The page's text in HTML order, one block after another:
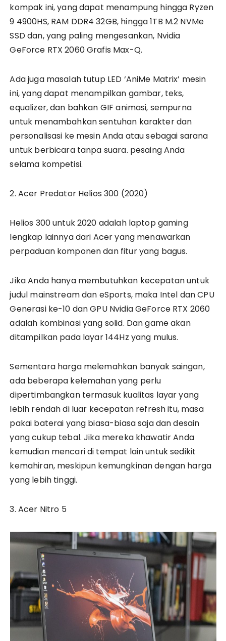
kompak ini, yang dapat menampung hingga Ryzen
9 4900HS, RAM DDR4 32GB, hingga 1TB M.2 NVMe
SSD dan, yang paling mengesankan, Nvidia
GeForce RTX 2060 Grafis Max-Q.
Ada juga masalah tutup LED ‘AniMe Matrix’ mesin
ini, yang dapat menampilkan gambar, teks,
equalizer, dan bahkan GIF animasi, sempurna
untuk menambahkan sentuhan karakter dan
personalisasi ke mesin Anda atau sebagai sarana
untuk berbicara tanpa suara. pesaing Anda
selama kompetisi.
2. Acer Predator Helios 300 (2020)
Helios 300 untuk 2020 adalah laptop gaming
lengkap lainnya dari Acer yang menawarkan
perpaduan komponen dan fitur yang bagus.
Jika Anda hanya membutuhkan kecepatan untuk
judul mainstream dan eSports, maka Intel dan CPU
Generasi ke-10 dan GPU Nvidia GeForce RTX 2060
adalah kombinasi yang solid. Dan game akan
ditampilkan pada layar 144Hz yang mulus.
Sementara harga melemahkan banyak saingan,
ada beberapa kelemahan yang perlu
dipertimbangkan termasuk kualitas layar yang
lebih rendah di luar kecepatan refresh itu, masa
pakai baterai yang biasa-biasa saja dan desain
yang cukup tebal. Jika mereka khawatir Anda
kemudian mencari di tempat lain untuk sedikit
kemahiran, meskipun kemungkinan dengan harga
yang lebih tinggi.
3. Acer Nitro 5